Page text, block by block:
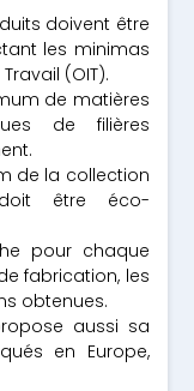
doivent être
les minimas
(OIT).
de matières
de filières
de la collection
être éco-
pour chaque
fabrication, les
obtenues.
aussi sa
en Europe,